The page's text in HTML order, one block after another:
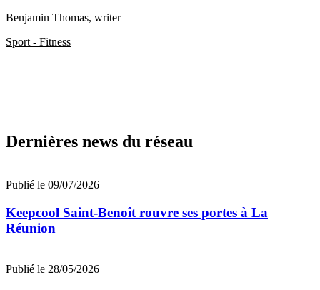
Benjamin Thomas, writer
Sport - Fitness
Dernières news du réseau
Publié le 09/07/2026
Keepcool Saint-Benoît rouvre ses portes à La
Réunion
Publié le 28/05/2026